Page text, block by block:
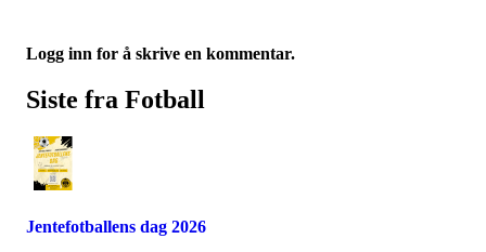
Logg inn for å skrive en kommentar.
Siste fra Fotball
Jentefotballens dag 2026